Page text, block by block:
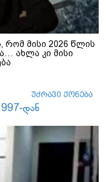
რომ მისი 2026 წლის
ახლა კი მისი